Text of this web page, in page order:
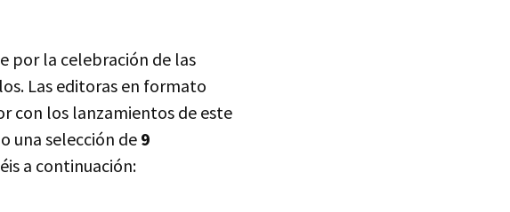
por la celebración de las
Las editoras en formato
con los lanzamientos de este
una selección de9
a continuación: